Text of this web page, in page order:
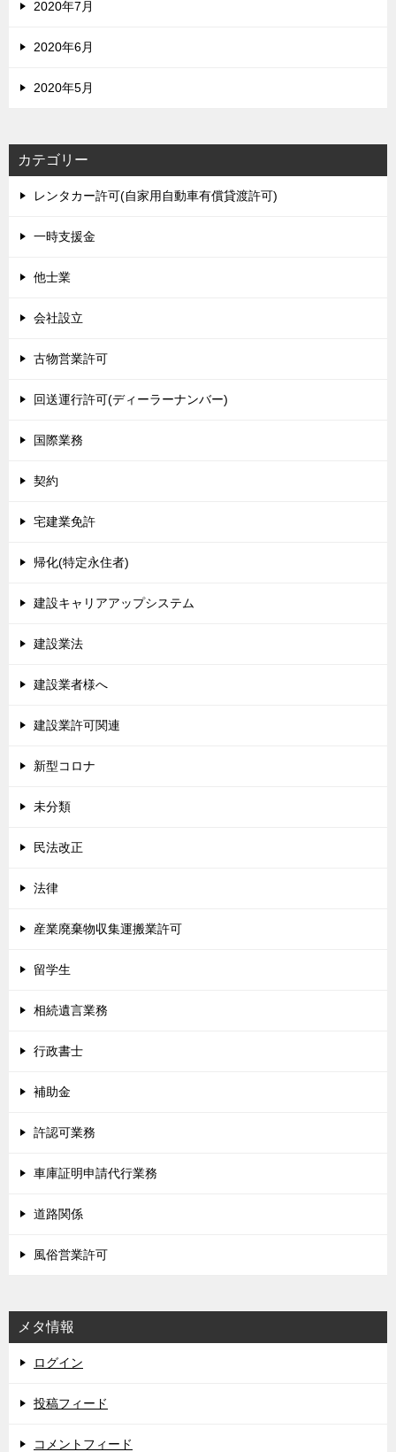
2020年7月
2020年6月
2020年5月
カテゴリー
レンタカー許可(自家用自動車有償貸渡許可)
一時支援金
他士業
会社設立
古物営業許可
回送運行許可(ディーラーナンバー)
国際業務
契約
宅建業免許
帰化(特定永住者)
建設キャリアアップシステム
建設業法
建設業者様へ
建設業許可関連
新型コロナ
未分類
民法改正
法律
産業廃棄物収集運搬業許可
留学生
相続遺言業務
行政書士
補助金
許認可業務
車庫証明申請代行業務
道路関係
風俗営業許可
メタ情報
ログイン
投稿フィード
コメントフィード